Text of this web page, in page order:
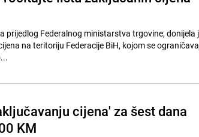
prijedlog Federalnog ministarstva trgovine, donijela
na teritoriju Federacije BiH, kojom se
cijena' za šest dana
KM